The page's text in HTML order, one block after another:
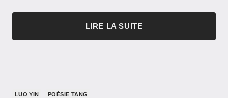
LIRE LA SUITE
LUO YIN POÉSIE TANG